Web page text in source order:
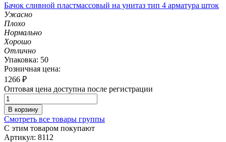
Бачок сливной пластмассовый на унитаз тип 4 арматура шток
Ужасно
Плохо
Нормально
Хорошо
Отлично
Упаковка: 50
Розничная цена:
1266 ₽
Оптовая цена доступна после регистрации
В корзину
Смотреть все товары группы
С этим товаром покупают
Артикул: 8112